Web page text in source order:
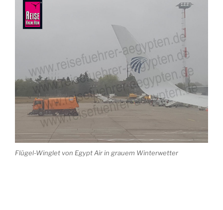
Flügel-Winglet von Egypt Air in grauem Winterwetter